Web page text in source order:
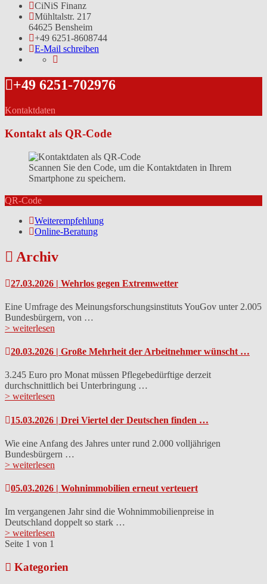
CiNiS Finanz
Mühltalstr. 217
64625 Bensheim
+49 6251-8608744
E-Mail schreiben
+49 6251-702976
Kontaktdaten
Kontakt als QR-Code
Scannen Sie den Code, um die Kontaktdaten in Ihrem
Smartphone zu speichern.
QR-Code
Weiterempfehlung
Online-Beratung
Archiv
27.03.2026 | Wehrlos gegen Extremwetter
Eine Umfrage des Meinungsforschungsinstituts YouGov unter 2.005
Bundesbürgern, von …
> weiterlesen
20.03.2026 | Große Mehrheit der Arbeitnehmer wünscht …
3.245 Euro pro Monat müssen Pflegebedürftige derzeit
durchschnittlich bei Unterbringung …
> weiterlesen
15.03.2026 | Drei Viertel der Deutschen finden …
Wie eine Anfang des Jahres unter rund 2.000 volljährigen
Bundesbürgern …
> weiterlesen
05.03.2026 | Wohnimmobilien erneut verteuert
Im vergangenen Jahr sind die Wohnimmobilienpreise in
Deutschland doppelt so stark …
> weiterlesen
Seite 1 von 1
Kategorien